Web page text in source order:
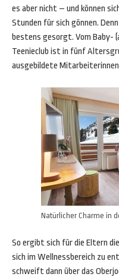
es aber nicht – und können
Stunden für sich gönnen.
bestens gesorgt. Vom Baby-
Teenieclub ist in fünf
ausgebildete
Natürlicher Charme in
So ergibt sich für die Eltern
sich im Wellnessbereich zu
schweift dann über das